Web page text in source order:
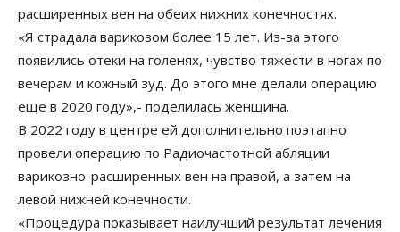
расширенных вен на обеих нижних конечностях.
«Я страдала варикозом более 15 лет. Из-за этого
появились отеки на голенях, чувство тяжести в ногах по
вечерам и кожный зуд. До этого мне делали операцию
еще в 2020 году»,- поделилась женщина.
В 2022 году в центре ей дополнительно поэтапно
провели операцию по Радиочастотной абляции
варикозно-расширенных вен на правой, а затем на
левой нижней конечности.
«Процедура показывает наилучший результат лечения